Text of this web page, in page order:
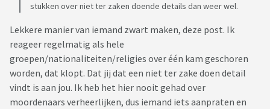
stukken over niet ter zaken doende details dan weer wel.
Lekkere manier van iemand zwart maken, deze post. Ik
reageer regelmatig als hele
groepen/nationaliteiten/religies over één kam geschoren
worden, dat klopt. Dat jij dat een niet ter zake doen detail
vindt is aan jou. Ik heb het hier nooit gehad over
moordenaars verheerlijken, dus iemand iets aanpraten en